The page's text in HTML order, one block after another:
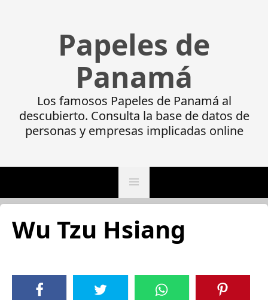
Papeles de
Panamá
Los famosos Papeles de Panamá al
descubierto. Consulta la base de datos de
personas y empresas implicadas online
Wu Tzu Hsiang